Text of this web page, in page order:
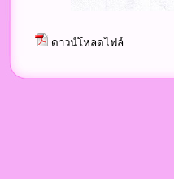
ดาวน์โหลดไฟล์